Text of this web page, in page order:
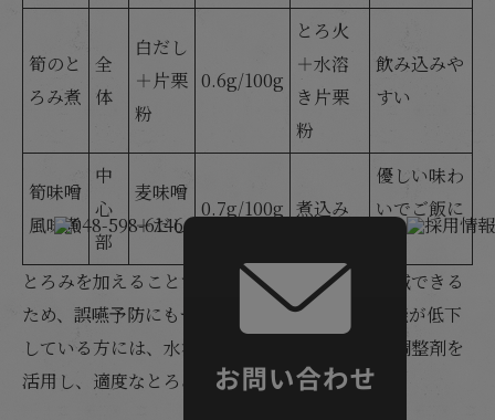
筍のと
ろみ煮
全
体
白だし
＋片栗
粉
0.6g/100g
とろ火
＋水溶
き片栗
粉
飲み込みや
すい
筍味噌
風味煮
中
心
部
麦味噌
＋だし
0.7g/100g 煮込み
優しい味わ
いでご飯に
合う
とろみを加えることで、飲み込む際の負担を軽減できる
ため、誤嚥予防にもつながります。特に嚥下機能が低下
している方には、水溶き片栗粉や市販のとろみ調整剤を
活用し、適度なとろみを加える工夫が重要です。